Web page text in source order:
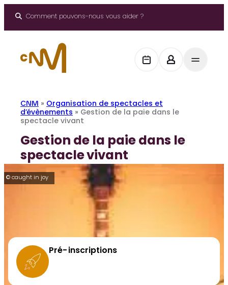
Comment pouvons-nous vous aider ?
CNM » Organisation de spectacles et
d’évènements » Gestion de la paie dans le
spectacle vivant
Gestion de la paie dans le
spectacle vivant
© caught in joy
Pré-inscriptions